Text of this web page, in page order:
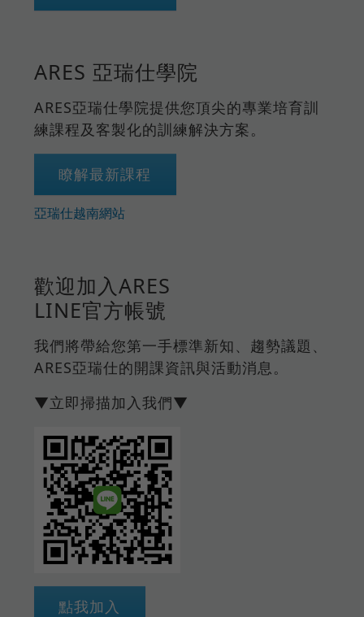
ARES 亞瑞仕學院
ARES亞瑞仕學院提供您頂尖的專業培育訓
練課程及客製化的訓練解決方案。
瞭解最新課程
亞瑞仕越南網站
歡迎加入ARES
LINE官方帳號
我們將帶給您第一手標準新知、趨勢議題、
ARES亞瑞仕的開課資訊與活動消息。
▼立即掃描加入我們▼
點我加入